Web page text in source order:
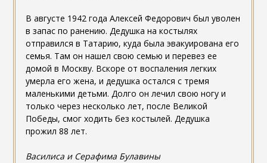
В августе 1942 года Алексей Федорович был уволен
в запас по ранению. Дедушка на костылях
отправился в Татарию, куда была эвакуирована его
семья. Там он нашел свою семью и перевез ее
домой в Москву. Вскоре от воспаления легких
умерла его жена, и дедушка остался с тремя
маленькими детьми. Долго он лечил свою ногу и
только через несколько лет, после Великой
Победы, смог ходить без костылей. Дедушка
прожил 88 лет.
Василиса и Серафима Булавины